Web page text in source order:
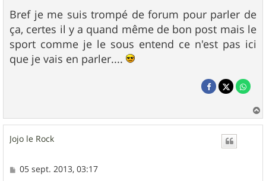
Bref je me suis trompé de forum pour parler de
ça, certes il y a quand même de bon post mais le
sport comme je le sous entend ce n'est pas ici
que je vais en parler....
a
Jojo le Rock
M
05 sept. 2013, 03:17